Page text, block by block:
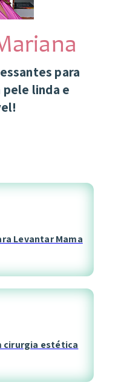
para
pele linda e
Levantar Mama
cirurgia estética